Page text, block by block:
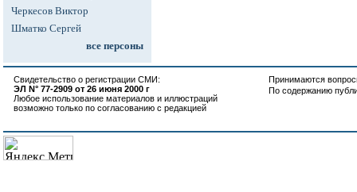
Черкесов Виктор
Шматко Сергей
все персоны
Свидетельство о регистрации СМИ:
ЭЛ N° 77-2909 от 26 июня 2000 г
Любое использование материалов и иллюстраций
возможно только по согласованию с редакцией
Принимаются
По содержанию